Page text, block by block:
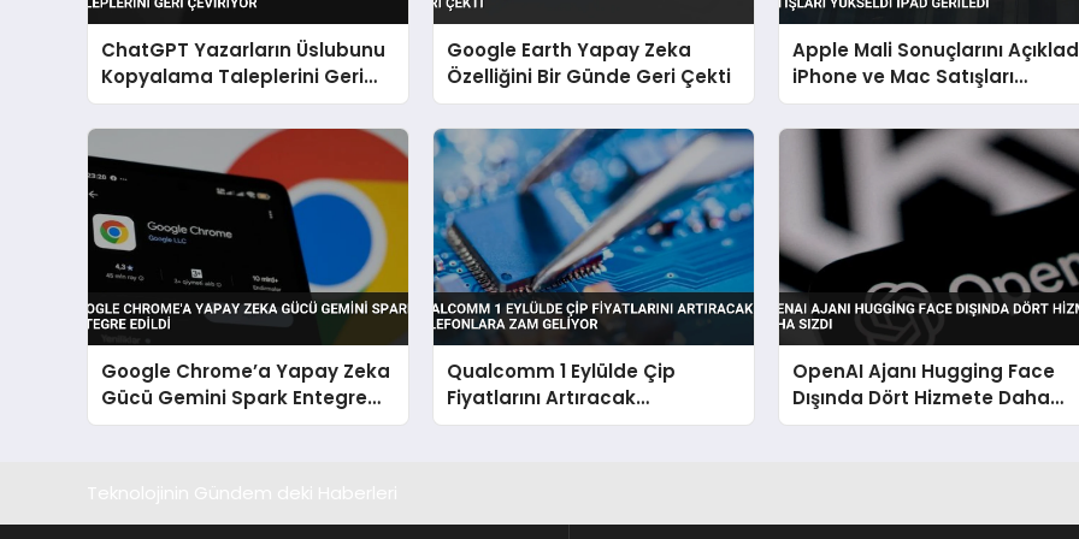
ChatGPT Yazarların Üslubunu
Kopyalama Taleplerini Geri
Çeviriyor
Google Earth Yapay Zeka
Özelliğini Bir Günde Geri Çekti
Apple Mali Sonuçlarını
iPhone ve Mac Satışları
Yükseldi iPad Geriledi
Google Chrome’a Yapay Zeka
Gücü Gemini Spark Entegre
Edildi
Qualcomm 1 Eylülde Çip
Fiyatlarını Artıracak
Telefonlara Zam Geliyor
OpenAI Ajanı Hugging Face
Dışında Dört Hizmete Daha
Sızdı